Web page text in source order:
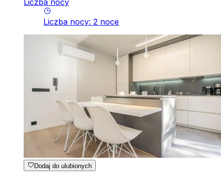
Liczba nocy
Liczba nocy: 2 noce
Dodaj do ulubionych